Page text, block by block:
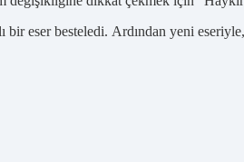
eser besteledi. Ardından yeni